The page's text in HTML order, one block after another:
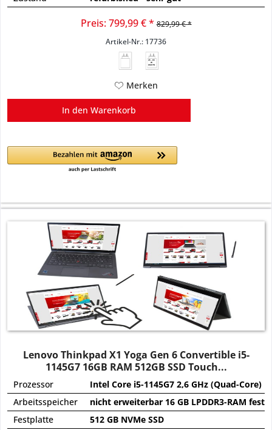
Preis: 799,99 € * 829,99 € *
Artikel-Nr.: 17736
45 - 65
W
USB PD
Merken
In den Warenkorb
Lenovo Thinkpad X1 Yoga Gen 6 Convertible i5-
1145G7 16GB RAM 512GB SSD Touch...
Prozessor
Intel Core i5-1145G7 2,6 GHz (Quad-Core)
Arbeitsspeicher
nicht erweiterbar 16 GB LPDDR3-RAM
Festplatte
512 GB NVMe SSD